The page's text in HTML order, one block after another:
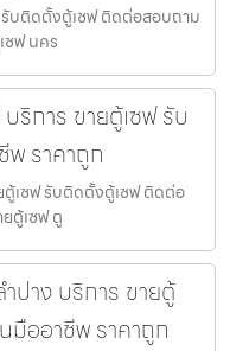
บติดตั้งตู้เซฟ ติดต่อสอบถาม
ซฟ นคร
ริการ ขายตู้เซฟ รับ
ราคาถูก
ตู้เซฟ รับติดตั้งตู้เซฟ ติดต่อ
ตู้เซฟ ตู
ปาง บริการ ขายตู้
มืออาชีพ ราคาถูก